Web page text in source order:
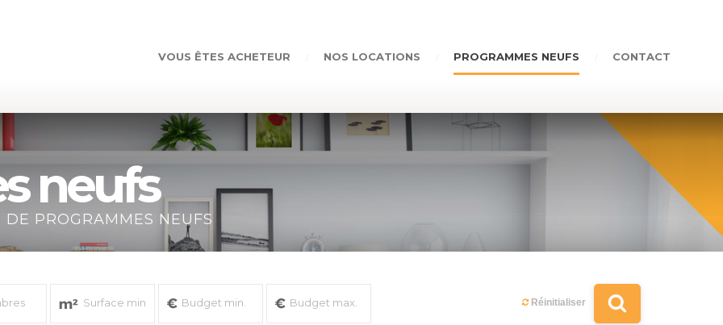
VOUS ÊTES ACHETEUR NOS LOCATIONS PROGRAMMES NEUFS CONTACT
neufs
PROGRAMMES NEUFS